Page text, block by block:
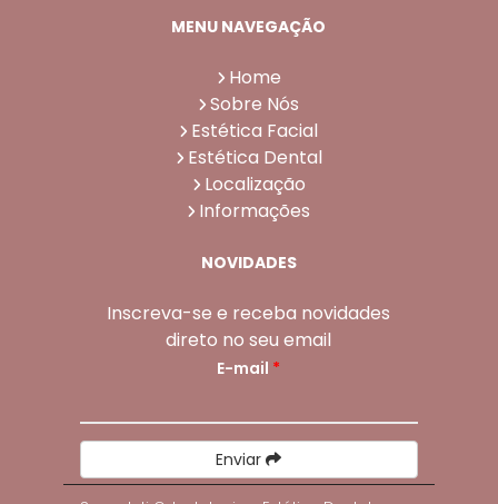
MENU NAVEGAÇÃO
Home
Sobre Nós
Estética Facial
Estética Dental
Localização
Informações
NOVIDADES
Inscreva-se e receba novidades
direto no seu email
E-mail *
Enviar